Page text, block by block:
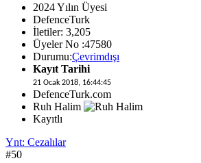
2024 Yılın Üyesi
DefenceTurk
İletiler: 3,205
Üyeler No :47580
Durumu:Çevrimdışı
Kayıt Tarihi
21 Ocak 2018, 16:44:45
DefenceTurk.com
Ruh Halim
Kayıtlı
Ynt: Cezalılar
#50